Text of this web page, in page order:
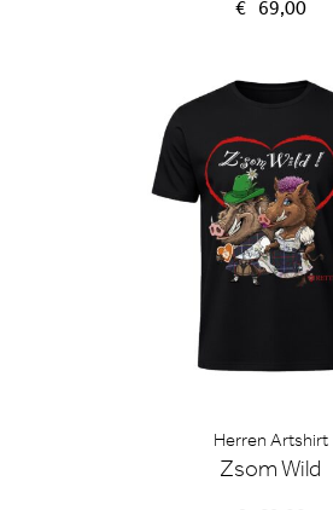
€ 69,00
Herren Artshirt
Zsom Wild